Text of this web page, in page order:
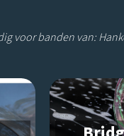
voor banden van: